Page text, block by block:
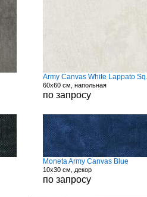
Army Canvas White Lappato Sq.
60x60 см, напольная
по запросу
Moneta Army Canvas Blue
10x30 см, декор
по запросу